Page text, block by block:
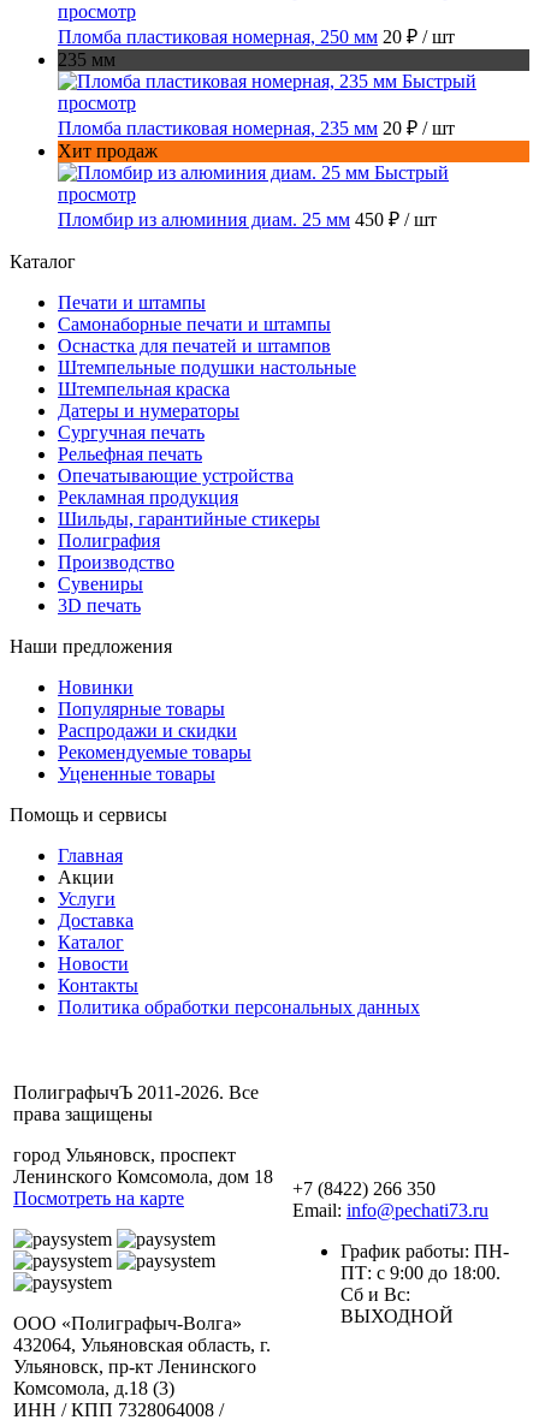
просмотр
Пломба пластиковая номерная, 250 мм 20 ₽ / шт
235 мм
Быстрый
просмотр
Пломба пластиковая номерная, 235 мм 20 ₽ / шт
Хит продаж
Быстрый
просмотр
Пломбир из алюминия диам. 25 мм 450 ₽ / шт
Каталог
Печати и штампы
Самонаборные печати и штампы
Оснастка для печатей и штампов
Штемпельные подушки настольные
Штемпельная краска
Датеры и нумераторы
Сургучная печать
Рельефная печать
Опечатывающие устройства
Рекламная продукция
Шильды, гарантийные стикеры
Полиграфия
Производство
Сувениры
3D печать
Наши предложения
Новинки
Популярные товары
Распродажи и скидки
Рекомендуемые товары
Уцененные товары
Помощь и сервисы
Главная
Акции
Услуги
Доставка
Каталог
Новости
Контакты
Политика обработки персональных данных
ПолиграфычЪ 2011-2026. Все
права защищены
город Ульяновск, проспект
Ленинского Комсомола, дом 18
Посмотреть на карте
ООО «Полиграфыч-Волга»
432064, Ульяновская область, г.
Ульяновск, пр-кт Ленинского
Комсомола, д.18 (3)
ИНН / КПП 7328064008 /
+7 (8422) 266 350
Email: info@pechati73.ru
График работы: ПН-
ПТ: с 9:00 до 18:00.
Сб и Вс:
ВЫХОДНОЙ